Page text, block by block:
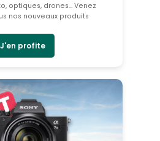
optiques, drones... Venez
nos nouveaux produits
J'en profite